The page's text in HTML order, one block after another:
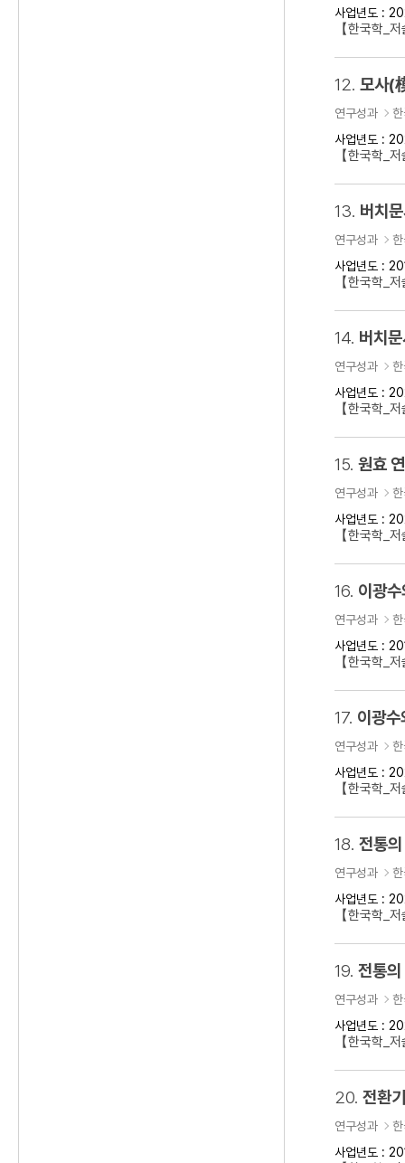
사업년도 :
【한국학_
12. 모사(
연구성과
사업년도 :
【한국학_
13. 버치
연구성과
사업년도 :
【한국학_
14. 버치
연구성과
사업년도 :
【한국학_
15. 원효
연구성과
사업년도 :
【한국학_
16. 이광
연구성과
사업년도 :
【한국학_
17. 이광
연구성과
사업년도 :
【한국학_
18. 전통
연구성과
사업년도 :
【한국학_
19. 전통
연구성과
사업년도 :
【한국학_
20. 전환
연구성과
사업년도 :